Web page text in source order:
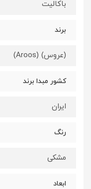
باکالیت
برند
(عروس) (Aroos)
کشور مبدا برند
ایران
رنگ
مشکی
ابعاد